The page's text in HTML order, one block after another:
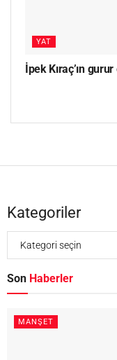
YAT
İpek Kıraç’ın
Kategoriler
Son Haberler
MANŞET